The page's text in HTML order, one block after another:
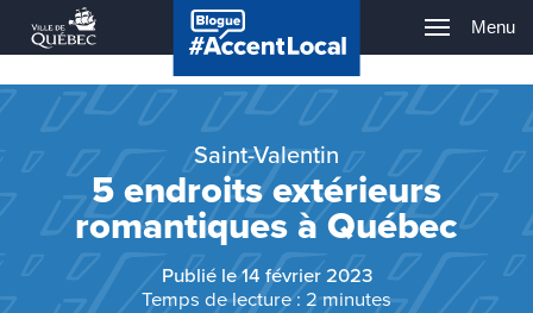
Passer
au
Blogue
de
Québec
Menu
Saint-Valentin
5 endroits extérieurs
romantiques à Québec
Publié le 14 février 2023
Temps de lecture : 2 minutes